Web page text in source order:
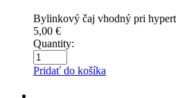
Bylinkový čaj vhodný pri
5,00 €
Quantity:
Pridať do košíka